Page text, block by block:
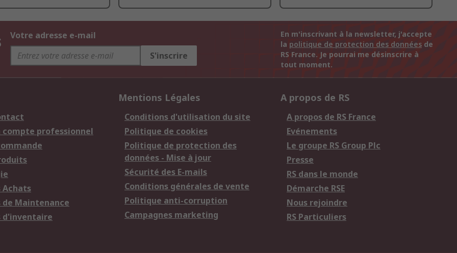
Votre adresse e-mail
S'inscrire
En m'inscrivant à la newsletter, j'accepte
la politique de protection des données de
RS France. Je pourrai me désinscrire à
tout moment.
compte professionnel
Achats
de Maintenance
d'inventaire
Mentions Légales
Conditions d'utilisation du site
Politique de cookies
Politique de protection des
données - Mise à jour
Sécurité des E-mails
Conditions générales de vente
Politique anti-corruption
Campagnes marketing
A propos de RS
A propos de RS France
Evénements
Le groupe RS Group Plc
Presse
RS dans le monde
Démarche RSE
Nous rejoindre
RS Particuliers